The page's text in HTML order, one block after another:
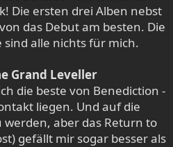
Die ersten drei Alben nebst
das Debut am besten. Die
alle nichts für mich.
Grand Leveller
die beste von Benediction -
liegen. Und auf die
aber das Return to
gefällt mir sogar besser als